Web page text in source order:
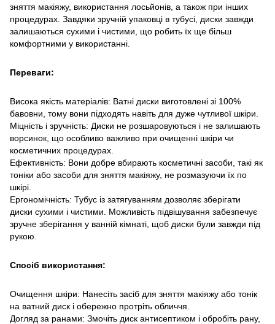
зняття макіяжу, використання лосьйонів, а також при інших
процедурах. Завдяки зручній упаковці в тубусі, диски завжди
залишаються сухими і чистими, що робить їх ще більш
комфортними у використанні.
Переваги:
Висока якість матеріалів: Ватні диски виготовлені зі 100%
бавовни, тому вони підходять навіть для дуже чутливої шкіри.
Міцність і зручність: Диски не розшаровуються і не залишають
ворсинок, що особливо важливо при очищенні шкіри чи
косметичних процедурах.
Ефективність: Вони добре вбирають косметичні засоби, такі як
тоніки або засоби для зняття макіяжу, не розмазуючи їх по
шкірі.
Ергономічність: Тубус із затягуванням дозволяє зберігати
диски сухими і чистими. Можливість підвішування забезпечує
зручне зберігання у ванній кімнаті, щоб диски були завжди під
рукою.
Спосіб використання:
Очищення шкіри: Нанесіть засіб для зняття макіяжу або тонік
на ватний диск і обережно протріть обличчя.
Догляд за ранами: Змочіть диск антисептиком і обробіть рану,